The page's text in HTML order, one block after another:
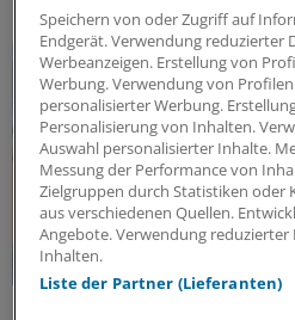
Speichern von oder Zugriff auf
Endgerät. Verwendung reduzierter
Werbeanzeigen. Erstellung von
Werbung. Verwendung von
personalisierter Werbung.
Personalisierung von Inhalten.
Auswahl personalisierter Inhalte.
Messung der Performance von
Zielgruppen durch Statistiken oder
aus verschiedenen Quellen.
Angebote. Verwendung reduzierter
Inhalten.
Liste der Partner (Lieferanten)